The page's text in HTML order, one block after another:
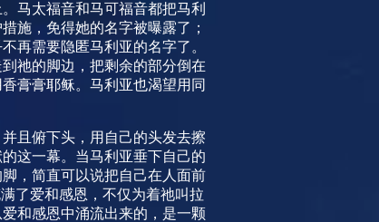
马太福音和马可福音都把马利
施，免得她的名字被曝露了；
再需要隐匿马利亚的名字了。
祂的脚边，把剩余的部分倒在
膏膏耶稣。马利亚也渴望用同
且俯下头，用自己的头发去擦
这一幕。当马利亚垂下自己的
，简直可以说把自己在人面前
了爱和感恩，不仅为着祂叫拉
和感恩中涌流出来的，是一颗